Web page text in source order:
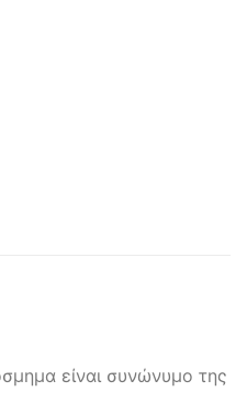
είναι συνώνυμο της